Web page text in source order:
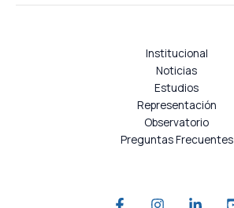
Institucional
Noticias
Estudios
Representación
Observatorio
Preguntas Frecuentes